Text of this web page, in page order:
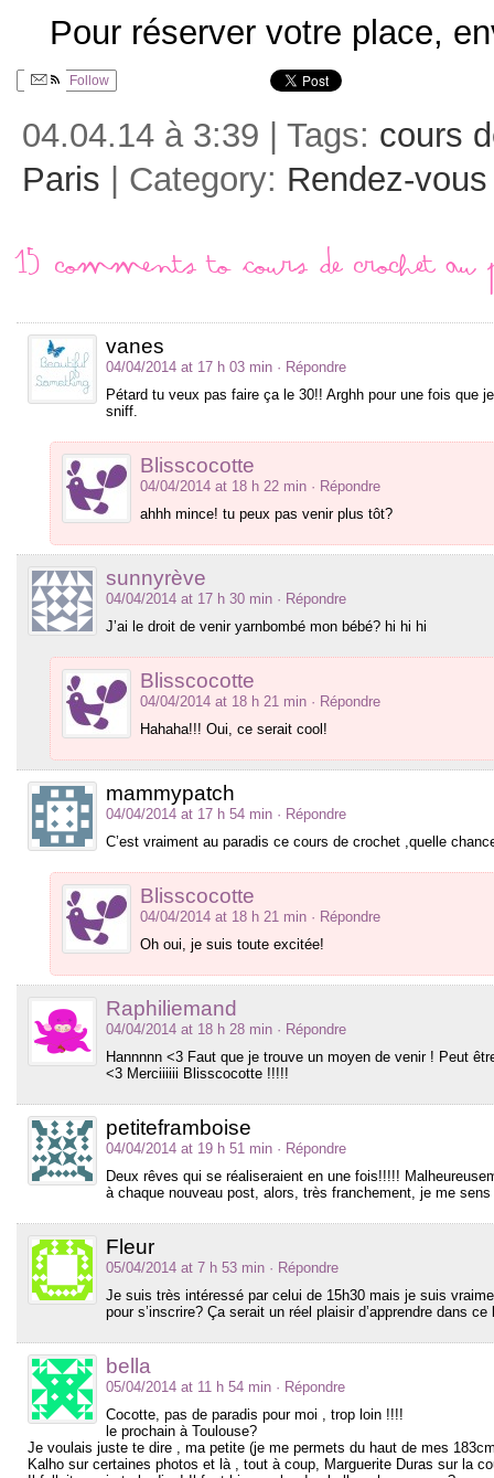
Pour réserver votre place,
Follow
04.04.14 à 3:39 | Tags: cours
Paris | Category: Rendez-vous
15 comments to Cours de crochet
vanes
04/04/2014 at 17 h 03 min · Répondre
Pétard tu veux pas faire ça le 30!! Arghh pour une fois que
sniff.
Blisscocotte
04/04/2014 at 18 h 22 min · Répondre
ahhh mince! tu peux pas venir plus tôt?
sunnyrève
04/04/2014 at 17 h 30 min · Répondre
J’ai le droit de venir yarnbombé mon bébé? hi hi hi
Blisscocotte
04/04/2014 at 18 h 21 min · Répondre
Hahaha!!! Oui, ce serait cool!
mammypatch
04/04/2014 at 17 h 54 min · Répondre
C’est vraiment au paradis ce cours de crochet ,quelle
Blisscocotte
04/04/2014 at 18 h 21 min · Répondre
Oh oui, je suis toute excitée!
Raphiliemand
04/04/2014 at 18 h 28 min · Répondre
Hannnnn <3 Faut que je trouve un moyen de venir ! Peut
<3 Merciiiiii Blisscocotte !!!!!
petiteframboise
04/04/2014 at 19 h 51 min · Répondre
Deux rêves qui se réaliseraient en une fois!!!!!
à chaque nouveau post, alors, très franchement, je me
Fleur
05/04/2014 at 7 h 53 min · Répondre
Je suis très intéressé par celui de 15h30 mais je suis
pour s’inscrire? Ça serait un réel plaisir d’apprendre dans ce
bella
05/04/2014 at 11 h 54 min · Répondre
Cocotte, pas de paradis pour moi , trop loin !!!!
le prochain à Toulouse?
Je voulais juste te dire , ma petite (je me permets du haut de mes
Kalho sur certaines photos et là , tout à coup, Marguerite Duras sur la